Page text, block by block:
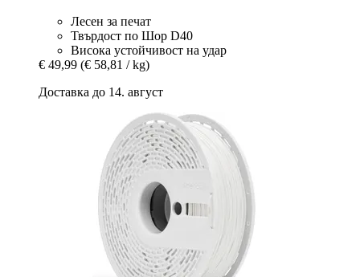
Лесен за печат
Твърдост по Шор D40
Висока устойчивост на удар
€ 49,99 (€ 58,81 / kg)
Доставка до 14. август